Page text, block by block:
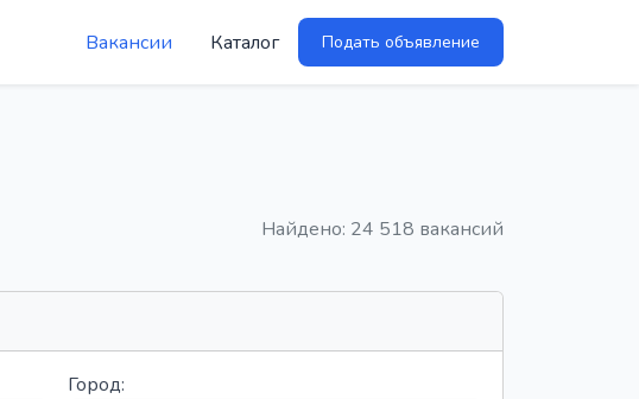
Вакансии Каталог Подать объявление
Найдено: 24 518 вакансий
Город: